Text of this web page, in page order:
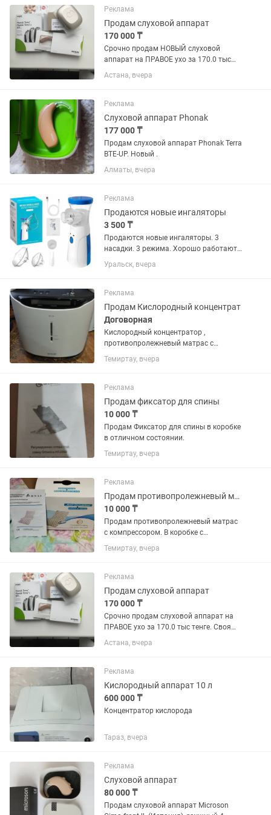
Реклама
Продам слуховой аппарат
170 000 ₸
Срочно продам НОВЫЙ слуховой
аппарат на ПРАВОЕ ухо за 170.0 тыс
тенге. Своя цена 230.0 тыс. тенге. В
упаковке, коробка не вскрыта. К нему
гарантийный талон от 21.07.26 г.
Астана, вчера
Реклама
Слуховой аппарат Phonak
177 000 ₸
Продам слуховой аппарат Phonak Terra
BTE-UP. Новый .
Алматы, вчера
Реклама
Продаются новые ингаляторы
3 500 ₸
Продаются новые ингаляторы. 3
насадки. 3 режима. Хорошо работают.
Сама пользуюсь. Цена 3500
Уральск, вчера
Реклама
Продам Кислородный концентрат
Договорная
Кислородный концентратор ,
противопролежневый матрас с
компрессором, Регулируемая опора
под спину .
Темиртау, вчера
Реклама
Продам фиксатор для спины
10 000 ₸
Продам Фиксатор для спины в коробке
в отличном состоянии.
Темиртау, вчера
Реклама
Продам противопролежневый матрас
10 000 ₸
Продам противопролежневый матрас
с компрессором. В коробке с
документами .
Темиртау, вчера
Реклама
Продам слуховой аппарат
170 000 ₸
Срочно продам слуховой аппарат на
ПРАВОЕ ухо за 170.0 тыс тенге. Своя
цена 230.0 тыс. тенге. В упаковке,
коробка не вскрыта. К нему футляр,
талон от 21.07.26 г.
Астана, вчера
Реклама
Кислородный аппарат 10 л
600 000 ₸
Концентратор кислорода
Тараз, вчера
Реклама
Слуховой аппарат
80 000 ₸
Продам слуховой аппарат Microson